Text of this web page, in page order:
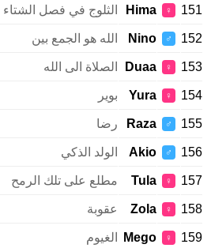
♀
Hima الثلوج في فصل الشتاء
♂
Nino الله هو الجمع بين
♀
Duaa الصلاة الى الله
♀
Yura بوير
♂
Raza رضا
♂
Akio الولد الذكي
♀
Tula مطلع على تلك الرمح
♀
Zola عقوبة
♀
Mego الغيوم